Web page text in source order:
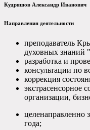
Кудряшов Александр Иванович
Направления деятельности
преподаватель
духовных
разработка и
консультации по
коррекция
экстрасенсорное
организации,
целенаправленно
года;